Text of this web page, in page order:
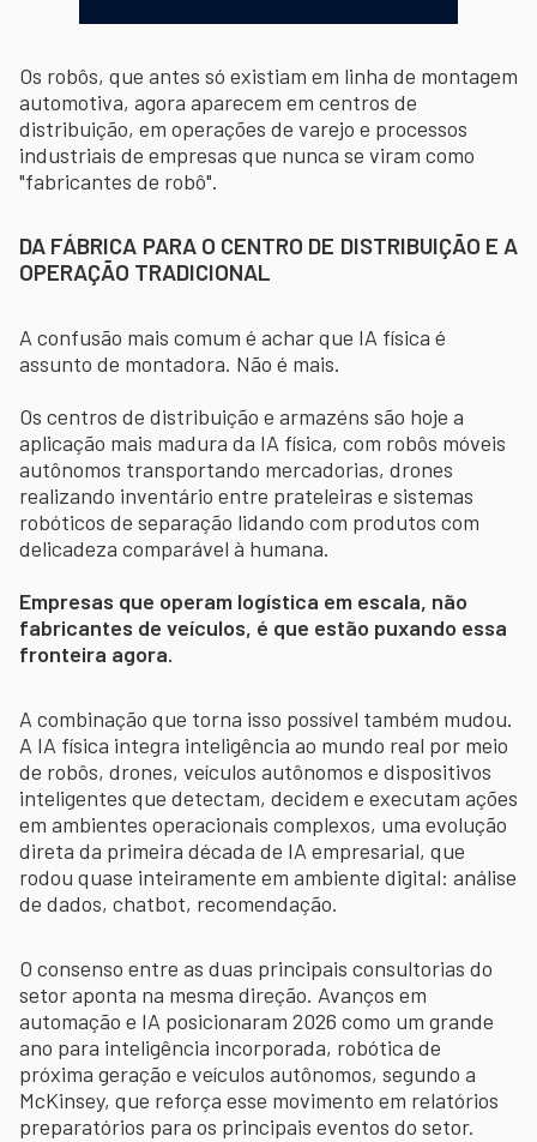
Os robôs, que antes só existiam em linha de montagem
automotiva, agora aparecem em centros de
distribuição, em operações de varejo e processos
industriais de empresas que nunca se viram como
"fabricantes de robô".
DA FÁBRICA PARA O CENTRO DE DISTRIBUIÇÃO E A
OPERAÇÃO TRADICIONAL
A confusão mais comum é achar que IA física é
assunto de montadora. Não é mais.
Os centros de distribuição e armazéns são hoje a
aplicação mais madura da IA física, com robôs móveis
autônomos transportando mercadorias, drones
realizando inventário entre prateleiras e sistemas
robóticos de separação lidando com produtos com
delicadeza comparável à humana.
Empresas que operam logística em escala, não
fabricantes de veículos, é que estão puxando essa
fronteira agora.
A combinação que torna isso possível também mudou.
A IA física integra inteligência ao mundo real por meio
de robôs, drones, veículos autônomos e dispositivos
inteligentes que detectam, decidem e executam ações
em ambientes operacionais complexos, uma evolução
direta da primeira década de IA empresarial, que
rodou quase inteiramente em ambiente digital: análise
de dados, chatbot, recomendação.
O consenso entre as duas principais consultorias do
setor aponta na mesma direção. Avanços em
automação e IA posicionaram 2026 como um grande
ano para inteligência incorporada, robótica de
próxima geração e veículos autônomos, segundo a
McKinsey, que reforça esse movimento em relatórios
preparatórios para os principais eventos do setor.